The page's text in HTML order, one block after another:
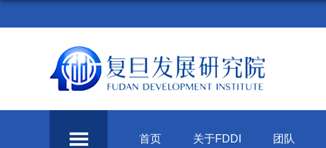
首页 关于FDDI 团队